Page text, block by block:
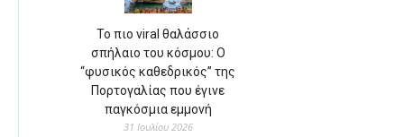
Το πιο viral θαλάσσιο
σπήλαιο του κόσμου: Ο
“φυσικός καθεδρικός” της
Πορτογαλίας που έγινε
παγκόσμια εμμονή
31 Ιουλίου 2026